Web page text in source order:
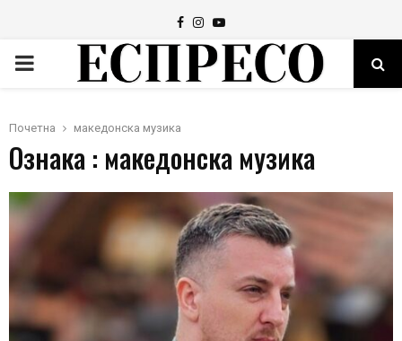
Facebook
Instagram
Youtube
PRIMARY
Почетна македонска музика
Ознака : македонска музика